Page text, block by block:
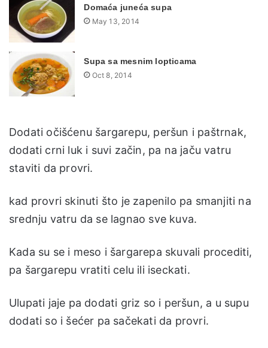
Domaća juneća supa
May 13, 2014
Supa sa mesnim lopticama
Oct 8, 2014
Dodati očišćenu šargarepu, peršun i paštrnak,
dodati crni luk i suvi začin, pa na jaču vatru
staviti da provri.
kad provri skinuti što je zapenilo pa smanjiti na
srednju vatru da se lagnao sve kuva.
Kada su se i meso i šargarepa skuvali procediti,
pa šargarepu vratiti celu ili iseckati.
Ulupati jaje pa dodati griz so i peršun, a u supu
dodati so i šećer pa sačekati da provri.